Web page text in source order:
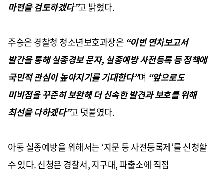
마련을 검토하겠다”고 밝혔다.
주승은 경찰청 청소년보호과장은 “이번 연차보고서
발간을 통해 실종경보 문자, 실종예방 사전등록 등 정책에
국민적 관심이 높아지기를 기대한다”며 “앞으로도
미비점을 꾸준히 보완해 더 신속한 발견과 보호를 위해
최선을 다하겠다”고 덧붙였다.
아동 실종예방을 위해서는 ‘지문 등 사전등록제’를 신청할
수 있다. 신청은 경찰서, 지구대, 파출소에 직접